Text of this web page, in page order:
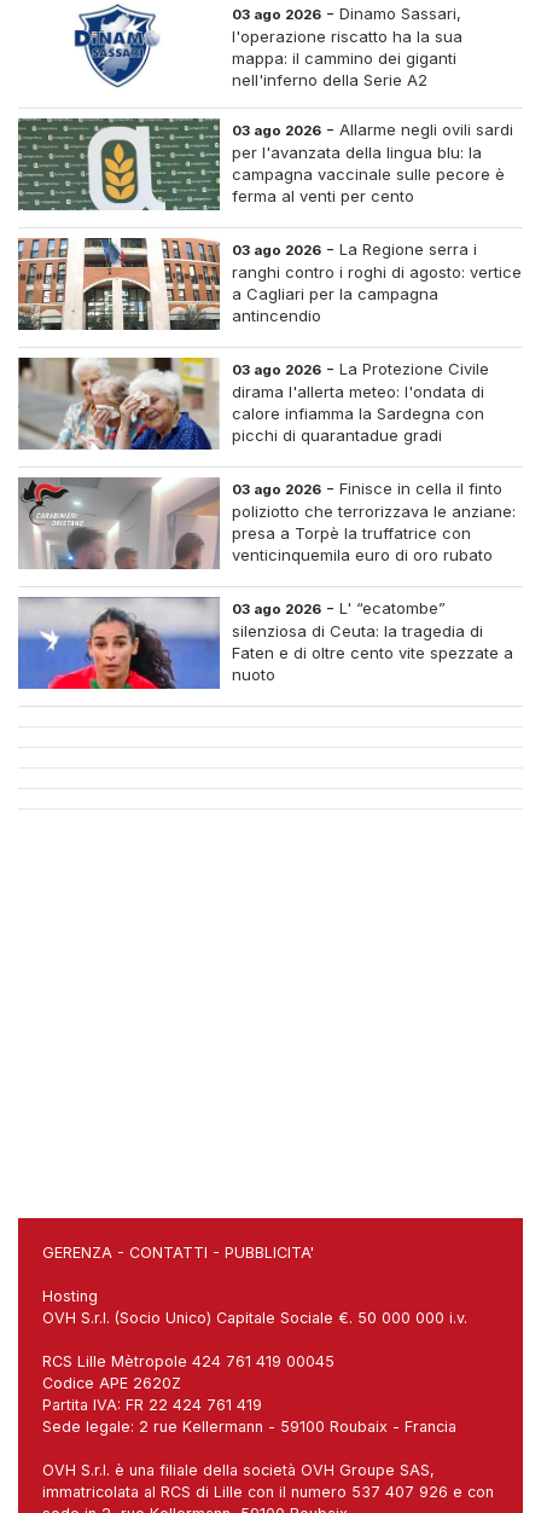
03 ago 2026 -Dinamo Sassari,
l'operazione riscatto ha la sua
mappa: il cammino dei giganti
nell'inferno della Serie A2
03 ago 2026 -Allarme negli ovili sardi
per l'avanzata della lingua blu: la
campagna vaccinale sulle pecore è
ferma al venti per cento
03 ago 2026 -La Regione serra i
ranghi contro i roghi di agosto: vertice
a Cagliari per la campagna
antincendio
03 ago 2026 -La Protezione Civile
dirama l'allerta meteo: l'ondata di
calore infiamma la Sardegna con
picchi di quarantadue gradi
03 ago 2026 -Finisce in cella il finto
poliziotto che terrorizzava le anziane:
presa a Torpè la truffatrice con
venticinquemila euro di oro rubato
03 ago 2026 -L' “ecatombe”
silenziosa di Ceuta: la tragedia di
Faten e di oltre cento vite spezzate a
nuoto
GERENZA - CONTATTI - PUBBLICITA'
Hosting
OVH S.r.l. (Socio Unico) Capitale Sociale €. 50 000 000 i.v.
RCS Lille Mètropole 424 761 419 00045
Codice APE 2620Z
Partita IVA: FR 22 424 761 419
Sede legale: 2 rue Kellermann - 59100 Roubaix - Francia
OVH S.r.l. è una filiale della società OVH Groupe SAS,
immatricolata al RCS di Lille con il numero 537 407 926 e con